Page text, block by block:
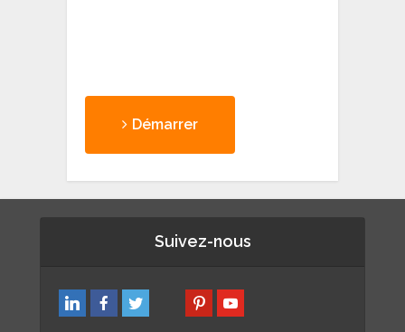
Démarrer
Suivez-nous